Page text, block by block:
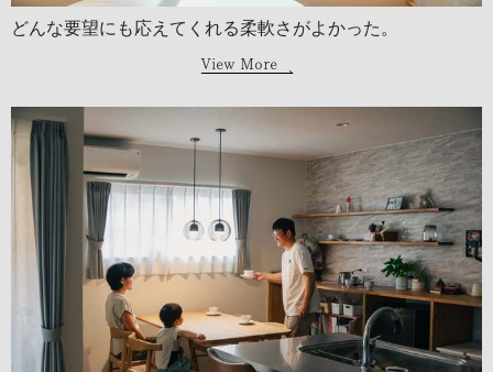
どんな要望にも応えてくれる柔軟さがよかった。
View More